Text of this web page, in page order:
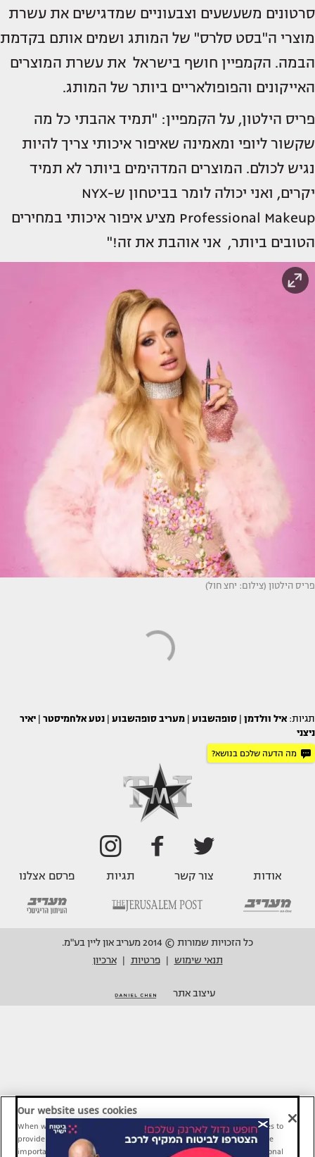
סרטונים משעשעים וצבעוניים שמדגישים את עשרת
מוצרי ה"בסט סלרס" של המותג ושמים אותם בקדמת
הבמה. הקמפיין חושף בישראל את עשרת המוצרים
האייקונים והפופולאריים ביותר של המותג.
פריס הילטון, על הקמפיין: "תמיד אהבתי כל מה
שקשור ליופי ומאמינה שאיפור איכותי צריך להיות
נגיש לכולם. המוצרים המדהימים ביותר לא תמיד
יקרים, ואני יכולה לומר בביטחון ש-NYX
Professional Makeup מציע איפור איכותי במחירים
הטובים ביותר, אני אוהבת את זה!"
פריס הילטון (צילום: יחצ חול)
תגיות: איל וולדמן סופהשבוע מעריב סופהשבוע נטע אלחמיסטר
יאיר
ניצני
מה הדעה שלכם בנושא?
אודות צור קשר תגיות פרסם אצלנו
כל הזכויות שמורות © 2014 מעריב און ליין בע"מ.
תנאי שימוש
פרטיות ארכיון
עיצוב אתר
Our website uses cookies
When we provide Maariv, TMI and Sport1 content online, we use cookies to
provide social media features and to analyze our traffic. These tools are
important and necessary for our website functionality. Others are optional